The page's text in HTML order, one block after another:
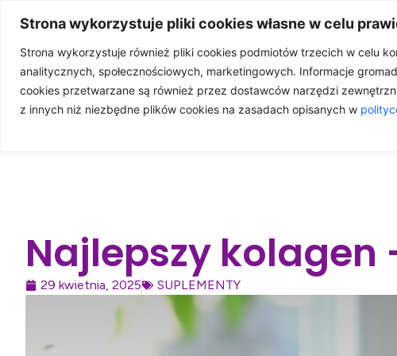
Strona wykorzystuje pliki cookies własne w celu
Strona wykorzystuje również pliki cookies podmiotów trzecich w celu
analitycznych, społecznościowych, marketingowych. Informacje
cookies przetwarzane są również przez dostawców narzędzi
z innych niż niezbędne plików cookies na zasadach opisanych w
STRONA GŁÓWNA
Najlepszy kolagen
29 kwietnia, 2025 SUPLEMENTY